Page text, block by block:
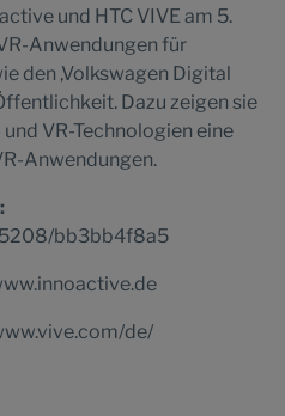
und HTC VIVE am 5.
Anwendungen für
den ,Volkswagen Digital
Dazu zeigen sie
VR-Technologien eine
Anwendungen.
bb3bb4f8a5
de/